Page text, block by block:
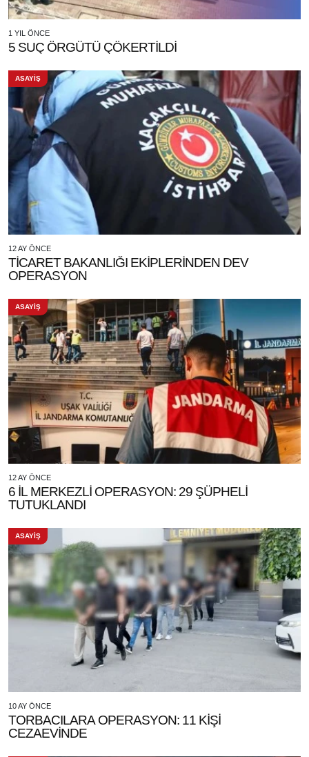
1 YIL ÖNCE
5 SUÇ ÖRGÜTÜ ÇÖKERTİLDİ
ASAYİŞ
12 AY ÖNCE
TİCARET BAKANLIĞI EKİPLERİNDEN DEV
OPERASYON
ASAYİŞ
12 AY ÖNCE
6 İL MERKEZLİ OPERASYON: 29 ŞÜPHELİ
TUTUKLANDI
ASAYİŞ
10 AY ÖNCE
TORBACILARA OPERASYON: 11 KİŞİ
CEZAEVİNDE